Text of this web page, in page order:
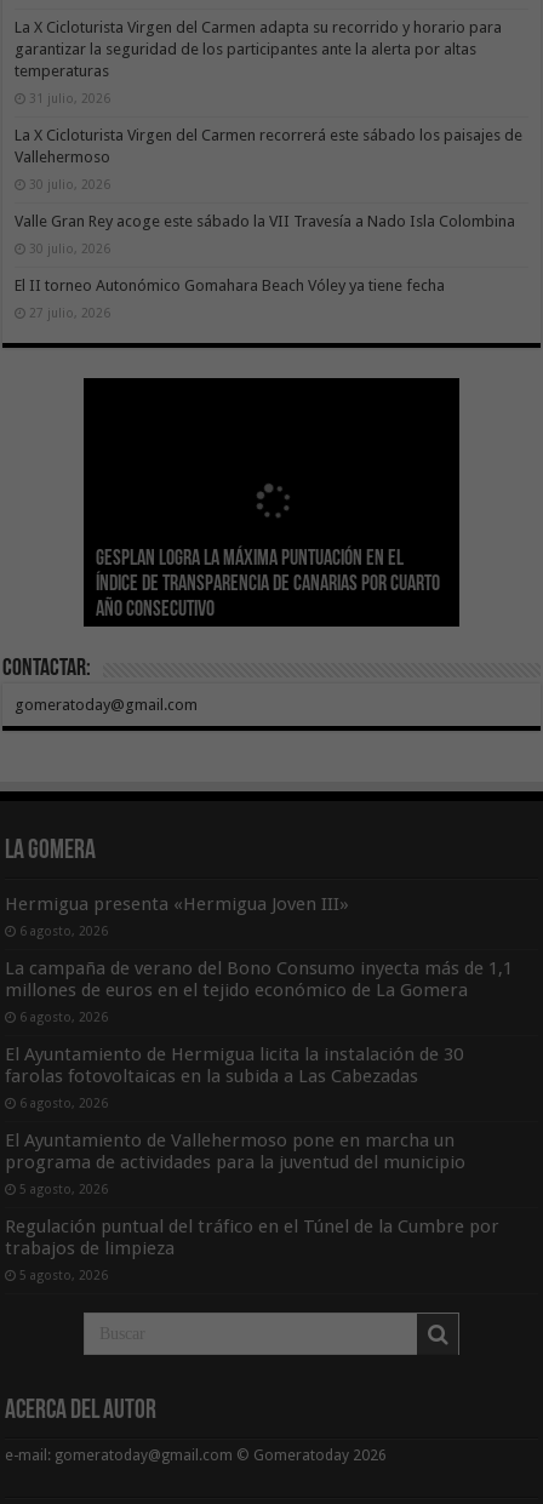
La X Cicloturista Virgen del Carmen adapta su recorrido y horario para
garantizar la seguridad de los participantes ante la alerta por altas
temperaturas
31 julio, 2026
La X Cicloturista Virgen del Carmen recorrerá este sábado los paisajes de
Vallehermoso
30 julio, 2026
Valle Gran Rey acoge este sábado la VII Travesía a Nado Isla Colombina
30 julio, 2026
El II torneo Autonómico Gomahara Beach Vóley ya tiene fecha
27 julio, 2026
Gesplan logra la máxima puntuación en el
Índice de Transparencia de Canarias por cuarto
año consecutivo
El Gobierno canario concede ayudas del
POSEICAN-Pesca al sector por valor de 7,09 M€
tras aumentar las cuantías
Transición Ecológica coordina con Ashotel su
adhesión a la Red de Refugios Climáticos de
Canarias
Visocan incorpora 170 pisos a su parque de
vivienda protegida en régimen de alquiler
asequible de Tenerife
Sanidad refuerza la capacidad diagnóstica de
los centros de salud con el impulso de la
ecografía clínica
El Gobierno de Canarias convoca el Concurso de
Sal Marina Agrocanarias 2026
Contactar:
gomeratoday@gmail.com
La Gomera
Hermigua presenta «Hermigua Joven III»
6 agosto, 2026
La campaña de verano del Bono Consumo inyecta más de 1,1
millones de euros en el tejido económico de La Gomera
6 agosto, 2026
El Ayuntamiento de Hermigua licita la instalación de 30
farolas fotovoltaicas en la subida a Las Cabezadas
6 agosto, 2026
El Ayuntamiento de Vallehermoso pone en marcha un
programa de actividades para la juventud del municipio
5 agosto, 2026
Regulación puntual del tráfico en el Túnel de la Cumbre por
trabajos de limpieza
5 agosto, 2026
Acerca del Autor
e-mail: gomeratoday@gmail.com © Gomeratoday 2026